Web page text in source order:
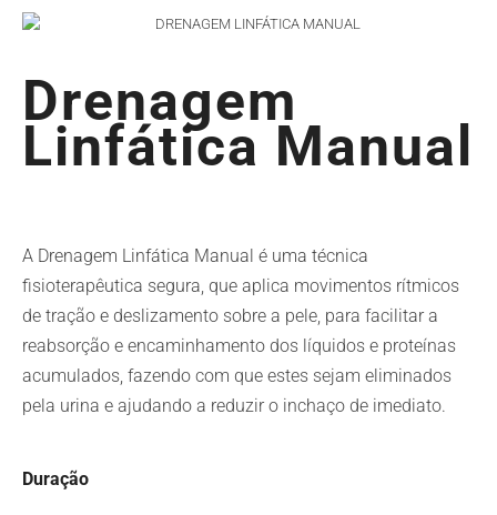
Drenagem
Linfática Manual
A Drenagem Linfática Manual é uma técnica
fisioterapêutica segura, que aplica movimentos rítmicos
de tração e deslizamento sobre a pele, para facilitar a
reabsorção e encaminhamento dos líquidos e proteínas
acumulados, fazendo com que estes sejam eliminados
pela urina e ajudando a reduzir o inchaço de imediato.
Duração